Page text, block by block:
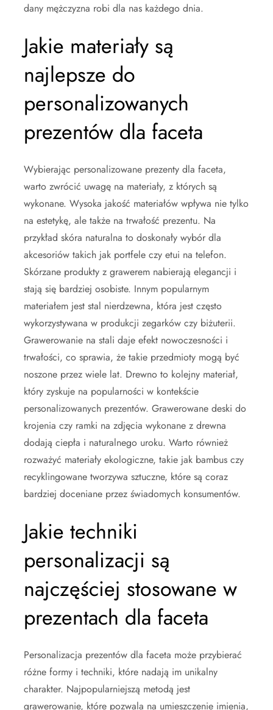
dany mężczyzna robi dla nas każdego dnia.
Jakie materiały są
najlepsze do
personalizowanych
prezentów dla faceta
Wybierając personalizowane prezenty dla faceta,
warto zwrócić uwagę na materiały, z których są
wykonane. Wysoka jakość materiałów wpływa nie tylko
na estetykę, ale także na trwałość prezentu. Na
przykład skóra naturalna to doskonały wybór dla
akcesoriów takich jak portfele czy etui na telefon.
Skórzane produkty z grawerem nabierają elegancji i
stają się bardziej osobiste. Innym popularnym
materiałem jest stal nierdzewna, która jest często
wykorzystywana w produkcji zegarków czy biżuterii.
Grawerowanie na stali daje efekt nowoczesności i
trwałości, co sprawia, że takie przedmioty mogą być
noszone przez wiele lat. Drewno to kolejny materiał,
który zyskuje na popularności w kontekście
personalizowanych prezentów. Grawerowane deski do
krojenia czy ramki na zdjęcia wykonane z drewna
dodają ciepła i naturalnego uroku. Warto również
rozważyć materiały ekologiczne, takie jak bambus czy
recyklingowane tworzywa sztuczne, które są coraz
bardziej doceniane przez świadomych konsumentów.
Jakie techniki
personalizacji są
najczęściej stosowane w
prezentach dla faceta
Personalizacja prezentów dla faceta może przybierać
różne formy i techniki, które nadają im unikalny
charakter. Najpopularniejszą metodą jest
grawerowanie, które pozwala na umieszczenie imienia,